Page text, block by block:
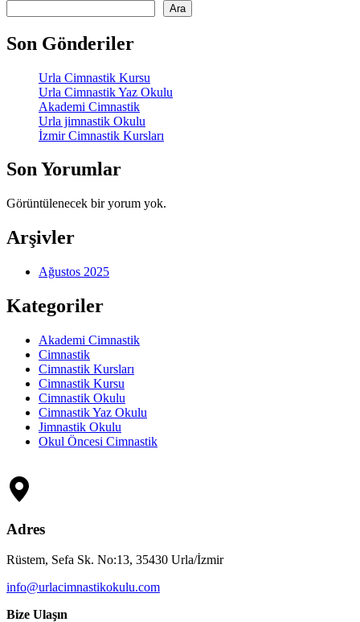
Ara
Son Gönderiler
Urla Cimnastik Kursu
Urla Cimnastik Yaz Okulu
Akademi Cimnastik
Urla jimnastik Okulu
İzmir Cimnastik Kursları
Son Yorumlar
Görüntülenecek bir yorum yok.
Arşivler
Ağustos 2025
Kategoriler
Akademi Cimnastik
Cimnastik
Cimnastik Kursları
Cimnastik Kursu
Cimnastik Okulu
Cimnastik Yaz Okulu
Jimnastik Okulu
Okul Öncesi Cimnastik
Adres
Rüstem, Sefa Sk. No:13, 35430 Urla/İzmir
info@urlacimnastikokulu.com
Bize Ulaşın